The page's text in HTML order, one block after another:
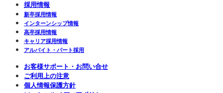
採用情報
新卒採用情報
インターンシップ情報
高卒採用情報
キャリア採用情報
アルバイト・パート採用
お客様サポート・お問い合せ
ご利用上の注意
個人情報保護方針